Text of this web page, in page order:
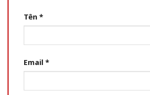
Tên *
Email *